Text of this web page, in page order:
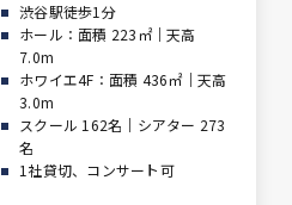
渋谷駅徒歩1分
ホール：面積 223㎡｜天高
7.0m
ホワイエ4F：面積 436㎡｜天高
3.0m
スクール 162名｜シアター 273
名
1社貸切、コンサート可